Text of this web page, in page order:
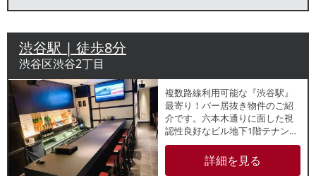
渋谷駅 | 徒歩8分
渋谷区渋谷2丁目
複数路線利用可能な『渋谷駅』
最寄り！バー居抜き物件のご紹
介です。六本木通りに面した視
認性良好なビル地下1階テナン
ト。専用階段ございます。周辺
はオフィスビルが多く、ビジネ
スパーソンのリピーター獲得が
詳細を見る